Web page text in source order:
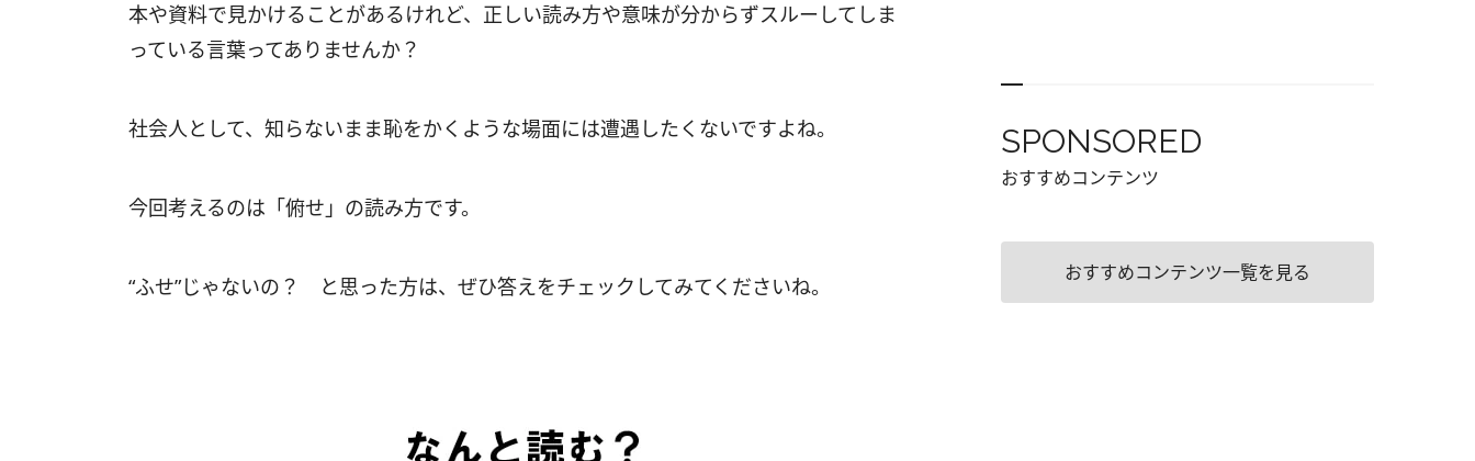
本や資料で見かけることがあるけれど、正しい読み方や意味が分からずスルーしてしま
っている言葉ってありませんか？
社会人として、知らないまま恥をかくような場面には遭遇したくないですよね。
今回考えるのは「俯せ」の読み方です。
“ふせ”じゃないの？ と思った方は、ぜひ答えをチェックしてみてくださいね。
SPONSORED
おすすめコンテンツ
おすすめコンテンツ一覧を見る